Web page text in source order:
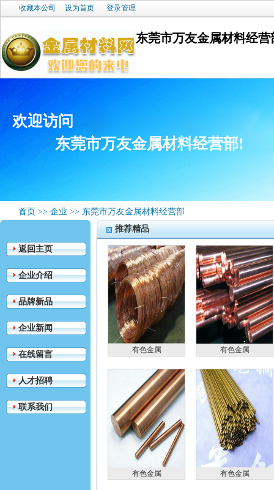
收藏本公司 设为首页 登录管理
东莞市万友金属材料经营
欢迎访问
东莞市万友金属材料经营部!
首页 >> 企业 >> 东莞市万友金属材料经营部
返回主页
企业介绍
品牌新品
企业新闻
在线留言
人才招聘
联系我们
推荐精品
有色金属 有色金属
有色金属 有色金属